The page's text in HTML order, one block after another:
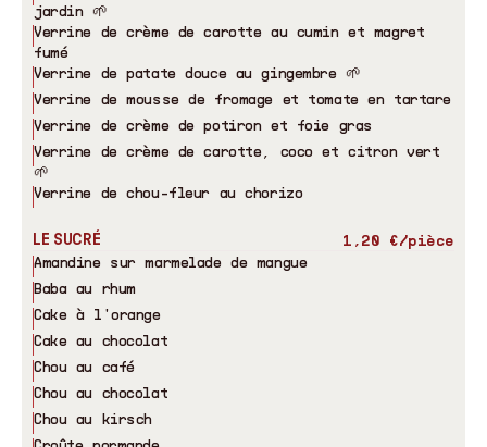
jardin 🌱
Verrine de crème de carotte au cumin et magret
fumé
Verrine de patate douce au gingembre 🌱
Verrine de mousse de fromage et tomate en tartare
Verrine de crème de potiron et foie gras
Verrine de crème de carotte, coco et citron vert
🌱
Verrine de chou-fleur au chorizo
LE SUCRÉ
1,20 €/pièce
Amandine sur marmelade de mangue
Baba au rhum
Cake à l'orange
Cake au chocolat
Chou au café
Chou au chocolat
Chou au kirsch